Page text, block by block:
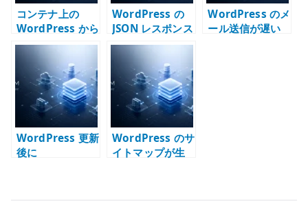
コンテナ上の
WordPress から
メールが送信で
きない原因 –
SMTP /
sendmail /
Postfix を切り
分ける
WordPress の
JSON レスポンス
エラーを切り分
ける – REST API
/ WAF / PHP /
パーマリンクを
見る
WordPress のメ
ール送信が遅い
WordPress 更新
後に
WordPress のサ
イトマップが生